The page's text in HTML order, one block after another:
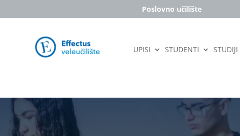
Poslovno učilište
UPISI STUDENTI STUDIJI